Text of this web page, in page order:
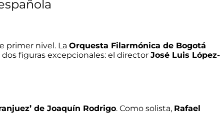
primer nivel. La Orquesta Filarmónica de Bogotá
figuras excepcionales: el director José Luis López-
de Joaquín Rodrigo. Como solista, Rafael